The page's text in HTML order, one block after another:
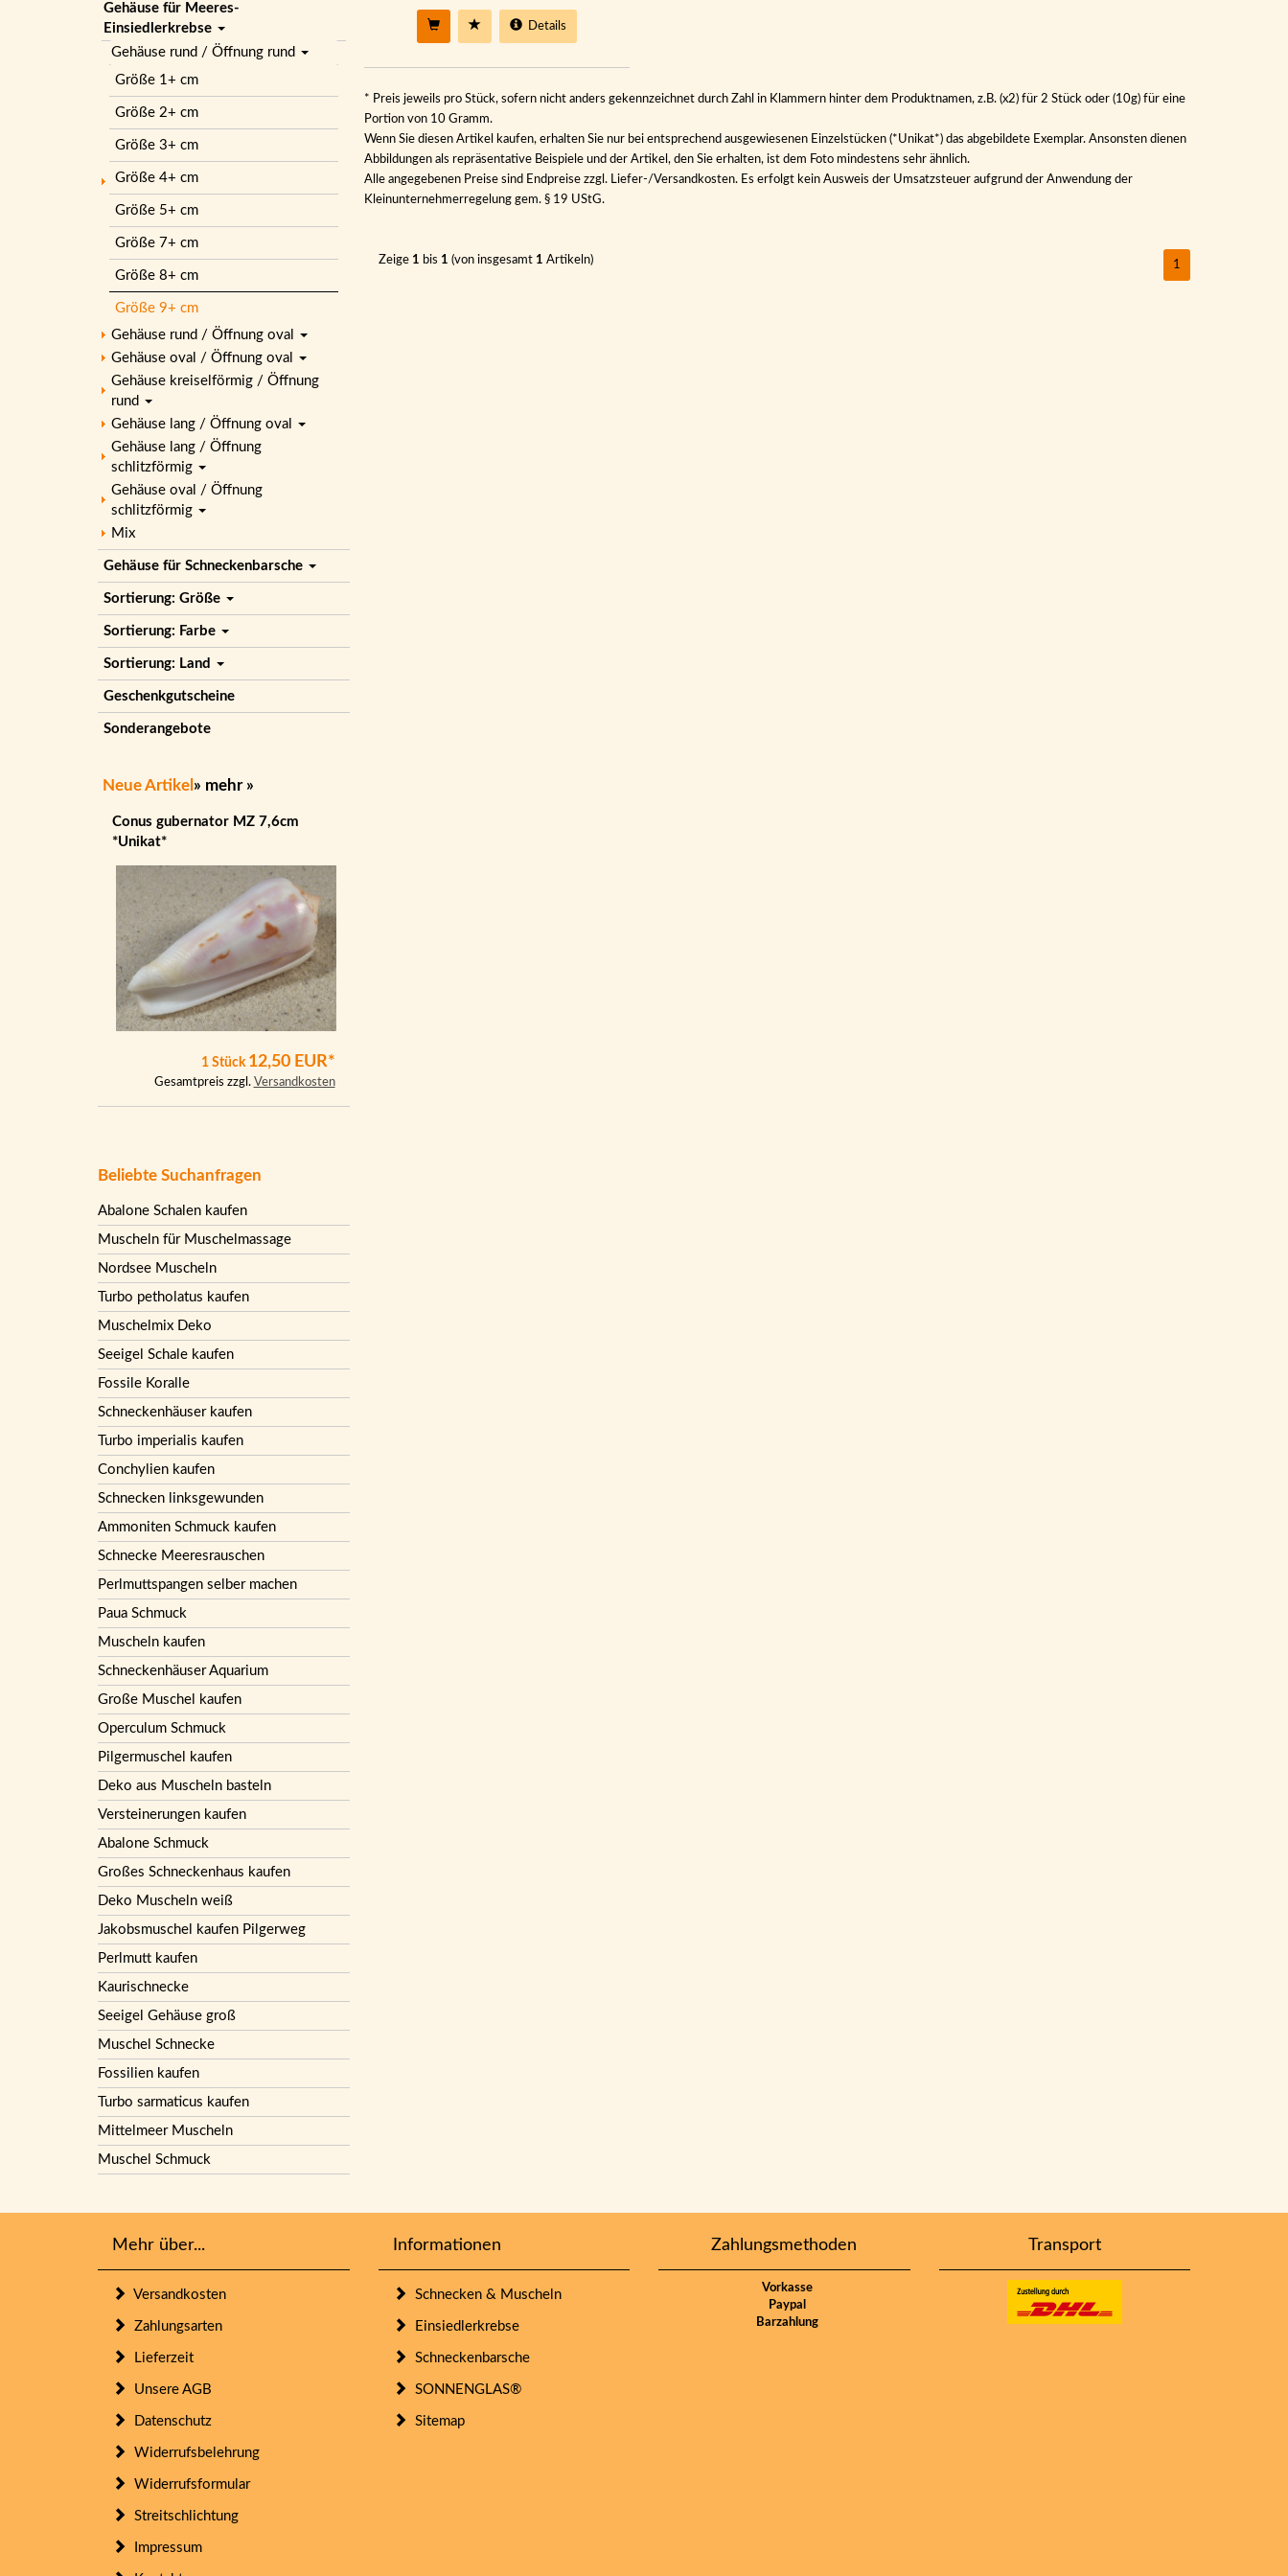
Gehäuse für Meeres-
Einsiedlerkrebse
Gehäuse rund / Öffnung rund
Größe 1+ cm
Größe 2+ cm
Größe 3+ cm
Größe 4+ cm
Größe 5+ cm
Größe 7+ cm
Größe 8+ cm
Größe 9+ cm
Gehäuse rund / Öffnung oval
Gehäuse oval / Öffnung oval
Gehäuse kreiselförmig / Öffnung
rund
Gehäuse lang / Öffnung oval
Gehäuse lang / Öffnung
schlitzförmig
Gehäuse oval / Öffnung
schlitzförmig
Mix
Gehäuse für Schneckenbarsche
Sortierung: Größe
Sortierung: Farbe
Sortierung: Land
Geschenkgutscheine
Sonderangebote
Neue Artikel » mehr »
Conus gubernator MZ 7,6cm
*Unikat*
1 Stück 12,50 EUR*
Gesamtpreis zzgl. Versandkosten
Beliebte Suchanfragen
Abalone Schalen kaufen
Muscheln für Muschelmassage
Nordsee Muscheln
Turbo petholatus kaufen
Muschelmix Deko
Seeigel Schale kaufen
Fossile Koralle
Schneckenhäuser kaufen
Turbo imperialis kaufen
Conchylien kaufen
Schnecken linksgewunden
Ammoniten Schmuck kaufen
Schnecke Meeresrauschen
Perlmuttspangen selber machen
Paua Schmuck
Muscheln kaufen
Schneckenhäuser Aquarium
Große Muschel kaufen
Operculum Schmuck
Pilgermuschel kaufen
Deko aus Muscheln basteln
Versteinerungen kaufen
Abalone Schmuck
Großes Schneckenhaus kaufen
Deko Muscheln weiß
Jakobsmuschel kaufen Pilgerweg
Perlmutt kaufen
Kaurischnecke
Seeigel Gehäuse groß
Muschel Schnecke
Fossilien kaufen
Turbo sarmaticus kaufen
Mittelmeer Muscheln
Muschel Schmuck
Details
* Preis jeweils pro Stück, sofern nicht anders gekennzeichnet durch Zahl in Klammern hinter dem Produktnamen, z.B. (x2) für 2 Stück oder (10g) für eine
Portion von 10 Gramm.
Wenn Sie diesen Artikel kaufen, erhalten Sie nur bei entsprechend ausgewiesenen Einzelstücken (*Unikat*) das abgebildete Exemplar. Ansonsten dienen
Abbildungen als repräsentative Beispiele und der Artikel, den Sie erhalten, ist dem Foto mindestens sehr ähnlich.
Alle angegebenen Preise sind Endpreise zzgl. Liefer-/Versandkosten. Es erfolgt kein Ausweis der Umsatzsteuer aufgrund der Anwendung der
Kleinunternehmerregelung gem. § 19 UStG.
Zeige 1 bis 1 (von insgesamt 1 Artikeln) 1
Mehr über...
Versandkosten
Zahlungsarten
Lieferzeit
Unsere AGB
Datenschutz
Widerrufsbelehrung
Widerrufsformular
Streitschlichtung
Impressum
Informationen
Schnecken & Muscheln
Einsiedlerkrebse
Schneckenbarsche
SONNENGLAS®
Sitemap
Zahlungsmethoden
Vorkasse
Paypal
Barzahlung
Transport